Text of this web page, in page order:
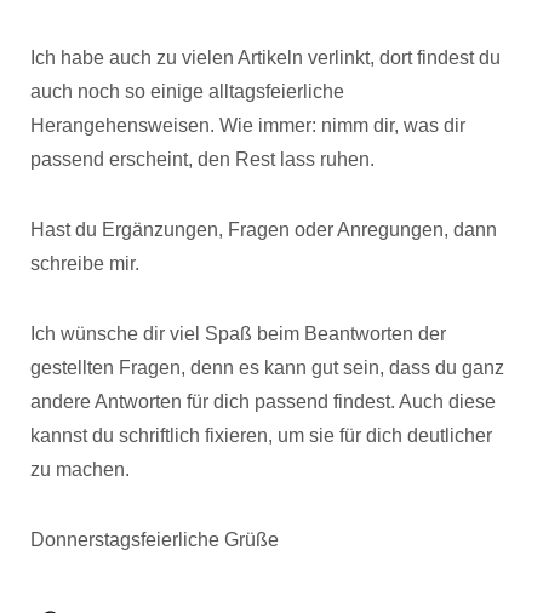
Ich habe auch zu vielen Artikeln verlinkt, dort findest du
auch noch so einige alltagsfeierliche
Herangehensweisen. Wie immer: nimm dir, was dir
passend erscheint, den Rest lass ruhen.
Hast du Ergänzungen, Fragen oder Anregungen, dann
schreibe mir.
Ich wünsche dir viel Spaß beim Beantworten der
gestellten Fragen, denn es kann gut sein, dass du ganz
andere Antworten für dich passend findest. Auch diese
kannst du schriftlich fixieren, um sie für dich deutlicher
zu machen.
Donnerstagsfeierliche Grüße